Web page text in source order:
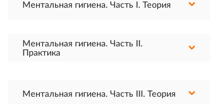
Ментальная гигиена. Часть I. Теория
Ментальная гигиена. Часть II.
Практика
Ментальная гигиена. Часть III. Теория